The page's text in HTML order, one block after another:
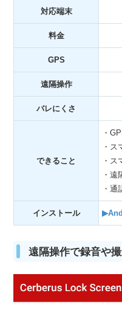
対応端末
料金
GPS
遠隔操作
バレにくさ
できること
・
・ス
・ス
・遠
・通
インストール
遠隔操作で録音や